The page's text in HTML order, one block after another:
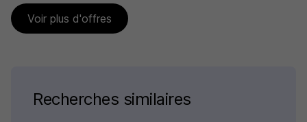
Voir plus d'offres
Recherches similaires